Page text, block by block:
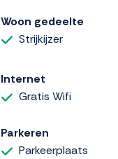
Woon gedeelte
Strijkijzer
Internet
Gratis Wifi
Parkeren
Parkeerplaats